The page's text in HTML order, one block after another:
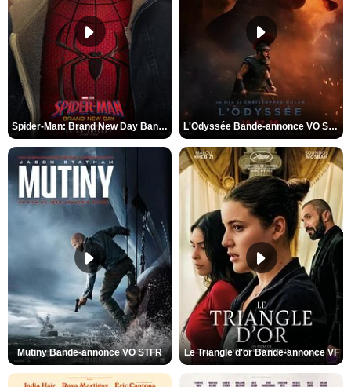
Spider-Man: Brand New Day Bande-annonce VO STFR L'Odyssée Bande-annonce VO STFR
Mutiny Bande-annonce VO STFR Le Triangle d'or Bande-annonce VF